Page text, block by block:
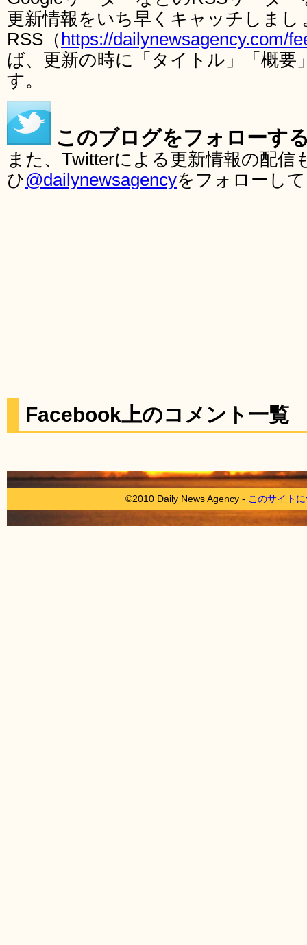
更新情報をいち早くキャッチしま
RSS（ https://dailynewsagency.com/
ば、更新の時に「タイトル」「概要
す。
このブログをフォローす
また、Twitterによる更新情報の配
ひ@dailynewsagencyをフォローし
Facebook上のコメント一覧
©2010 Daily News Agency - このサイト